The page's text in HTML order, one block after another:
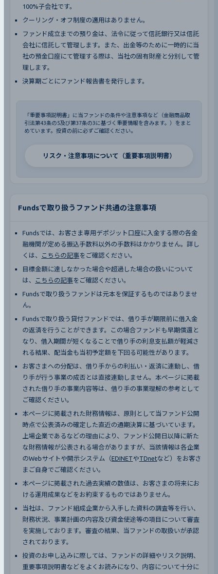
100%子会社です。
クーリング・オフ制度の適用はありません。
ファンド成立までの預り金は、法令に従って信託銀行又は信託
会社に信託して管理します。また、出金等のために一時的に当
社の預金口座にて管理する際は、当社の固有財産と分別して管
理します。
決算期ごとにファンド報告書を発行します。
「重要事項説明書」に当ファンドの条件や注意事項など（金融商品取
引法第43条の5及び第37条の3に基づく重要情報を含みます。）をまと
めています。投資の前に必ずご確認ください。
リスク・注意事項について（重要事項説明書）
Fundsで取り扱うファンド共通の注意事項
Fundsでは、お客さま専用デポジット口座に入金する際の各金
融機関が定める振込手数料以外の手数料はかかりません。詳し
くは、
こちらの記事をご確認ください。
目標金額に達しなかった場合や超過した場合の扱いについて
は、
こちらの記事をご確認ください。
Fundsで取り扱うファンドは元本を保証するものではありませ
ん。
Fundsで取り扱う貸付ファンドでは、借り手が期限前に借入金
の返済を行うことができます。この場合ファンドも早期償還と
なり、借入期間が短くなることで借り手の利息支払額が軽減さ
れる結果、配当金も当初予定額を下回る可能性があります。
お客さまへの分配は、借り手からの利払い・返済に連動し、借
り手が行う事業の成否とは直接連動しません。本ページに掲載
された借り手の事業内容等は、借り手の事業理解の参考として
ご確認ください。
本ページに掲載された財務情報は、原則として当ファンド公開
時点で公表済みの確定した直近の通期決算に基づいています。
上場企業であるなどの理由により、ファンド公開日以降に新た
な財務情報が公表される場合がありますが、当該情報は各企業
のWebサイトや開示システム（EDINETやTDnetなど）をお客さ
まご自身でご確認ください。
本ページに掲載された過去実績の数値は、お客さまの将来にお
ける運用成果などをお約束するものではありません。
当社は、ファンド組成企業から入手した資料の調査等を行い、
財務状況、事業計画の内容及び資金使途等の項目について審査
を実施しております。審査の結果、当ファンドの取扱いが承認
されております。
投資のお申し込みに際しては、ファンドの詳細やリスク説明、
重要事項説明書などをよくお読みになり、内容について十分に